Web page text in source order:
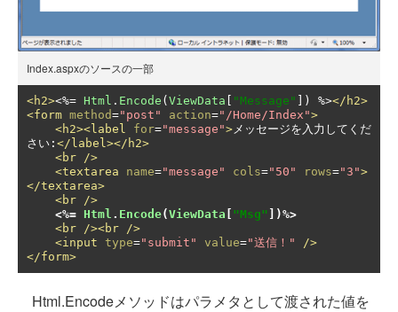
Index.aspxのソースの一部
<h2><%= Html . Encode (ViewData [ "Message" ]) %></h2>
<form method="post" action="/Home/Index">
<h2><label
for="message"> メッセージを入力してくだ
さい: </label></h2>
<br
/>
<textarea
name="message" cols="50" rows="3">
</textarea>
<br
/>
<%= Html . Encode(ViewData [ "Msg" ])%>
<br
/><br
/>
<input type="submit" value="送信！"
/>
</form>
Html.Encodeメソッドはパラメタとして渡された値を